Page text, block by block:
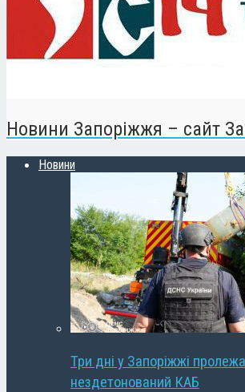
Новини Запоріжжя – сайт
Новини
Три дні у Запоріжжі
нездетонований КАБ